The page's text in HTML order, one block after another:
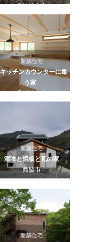
丹波篠山市
新築住宅
キッチンカウンターに集
う家
丹波篠山市
新築住宅
漆喰と焼板と瓦の家
西脇市
新築住宅